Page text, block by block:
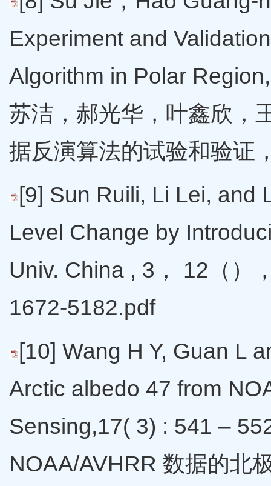
Experiment and
Algorithm in Polar
苏洁，郝光华，叶鑫欣，
据反演算法的试验和验证
[9] Sun Ruili, Li Lei, and
Level Change by
Univ. China , 3， 12（）
1672-5182.pdf
[10] Wang H Y, Guan L
Arctic albedo 47 from
Sensing,17( 3) : 541 –
NOAA/AVHRR 数据的北